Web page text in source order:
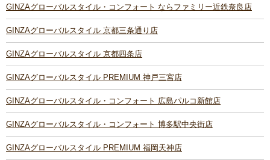
GINZAグローバルスタイル・コンフォート ならファミリー近鉄奈良店
GINZAグローバルスタイル 京都三条通り店
GINZAグローバルスタイル 京都四条店
GINZAグローバルスタイル PREMIUM 神戸三宮店
GINZAグローバルスタイル・コンフォート 広島パルコ新館店
GINZAグローバルスタイル・コンフォート 博多駅中央街店
GINZAグローバルスタイル PREMIUM 福岡天神店